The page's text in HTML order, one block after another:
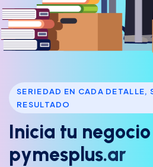
SERIEDAD EN CADA DETALLE,
RESULTADO
Inicia tu negocio
pymesp us.ar